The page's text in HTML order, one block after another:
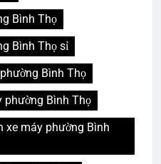
Bình Thọ
Bình Thọ sỉ
Bình Thọ
phường Bình Thọ
xe máy phường Bình